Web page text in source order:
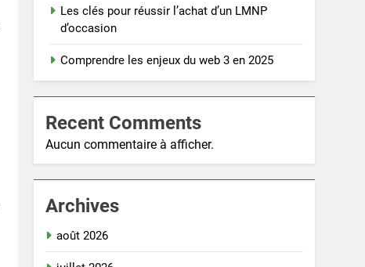
Les clés pour réussir l’achat d’un LMNP
d’occasion
Comprendre les enjeux du web 3 en 2025
Recent Comments
Aucun commentaire à afficher.
Archives
août 2026